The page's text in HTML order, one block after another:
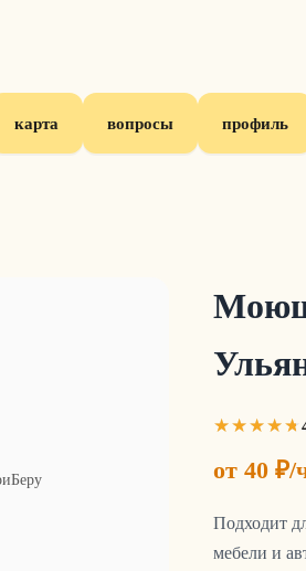
карта вопросы профиль
от 40 ₽/
Подходит
мебели и